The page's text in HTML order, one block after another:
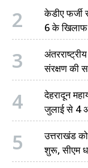
2
केडीए फर्जी
6 के
3
संरक्षण की
4
देहरादून
जुलाई से 4
5
उत्तराखंड
शुरू, सीएम